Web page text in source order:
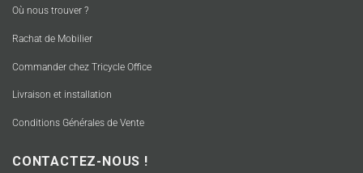
Où nous trouver ?
Rachat de Mobilier
Commander chez Tricycle Office
Livraison et installation
Conditions Générales de Vente
CONTACTEZ-NOUS !